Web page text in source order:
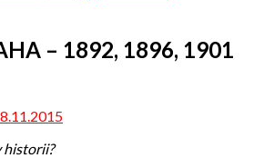
– 1892, 1896, 1901
8.11.2015
historii?